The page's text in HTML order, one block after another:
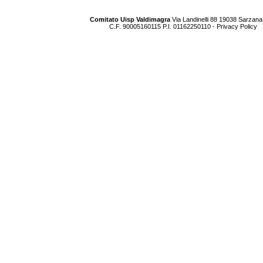
Comitato Uisp Valdimagra Via Landinelli 88 19038
C.F. 90005160115 P.I. 01162250110 - Privacy Policy